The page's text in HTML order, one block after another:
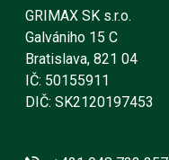
GRIMAX SK s.r.o.
Galvániho 15 C
Bratislava, 821 04
IČ: 50155911
DIČ: SK2120197453